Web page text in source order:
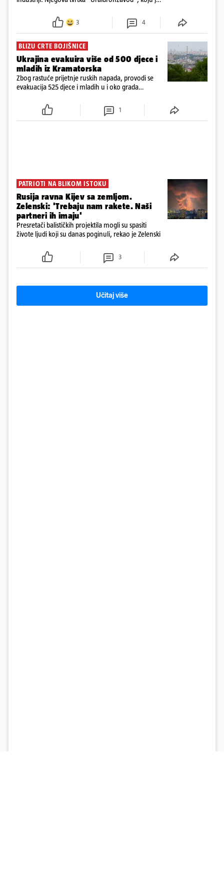
View) dronove iz obitelji "Upir"
3 4
BLIZU CRTE BOJIŠNICE
Ukrajina evakuira više od 500 djece i
mladih iz Kramatorska
Zbog rastuće prijetnje ruskih napada, provodi se
evakuacija 525 djece i mladih u i oko grada
1
PATRIOTI NA BLIKOM ISTOKU
Rusija ravna Kijev sa zemljom.
Zelenski: 'Trebaju nam rakete. Naši
partneri ih imaju'
Presretači balističkih projektila mogli su spasiti
živote ljudi koji su danas poginuli, rekao je Zelenski
3
Učitaj više